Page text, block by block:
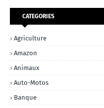
CATEGORIES
Agriculture
Amazon
Animaux
Auto-Motos
Banque